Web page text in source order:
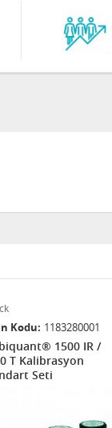
Kodu 1183280001
1500 IR /
T Kalibrasyon
Seti